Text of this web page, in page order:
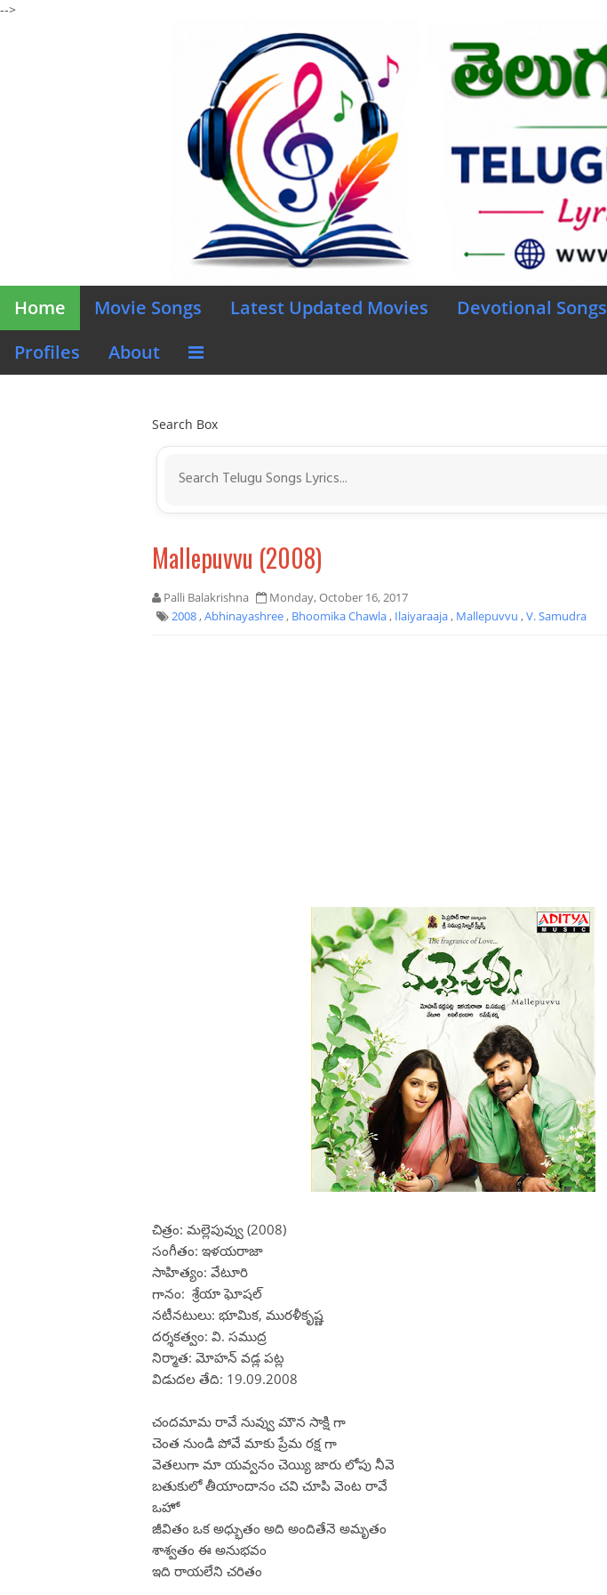
-->
Home Movie Songs Latest Updated Movies Devotional Songs
Profiles
About
Search Box
Mallepuvvu (2008)
Palli Balakrishna
Monday, October 16, 2017
2008,Abhinayashree, Bhoomika Chawla, Ilaiyaraaja, Mallepuvvu ,V. Samudra
చిత్రం: మల్లెపువ్వు (2008)
సంగీతం: ఇళయరాజా
సాహిత్యం: వేటూరి
గానం: శ్రేయా ఘోషల్
నటీనటులు: భూమిక, మురళీకృష్ణ
దర్శకత్వం: వి. సముద్ర
నిర్మాత: మోహన్ వడ్ల పట్ల
విడుదల తేది: 19.09.2008
చందమామ రావే నువ్వు మౌన సాక్షి గా
చెంత నుండి పోవే మాకు ప్రేమ రక్ష గా
వెతలుగా మా యవ్వనం చెయ్యి జారు లోపు నీవె
బతుకులో తీయాందానం చవి చూపి వెంట రావే
ఒహో
జీవితం ఒక అధ్భుతం అది అందితేనె అమృతం
శాశ్వతం ఈ అనుభవం
ఇది రాయలేని చరితం